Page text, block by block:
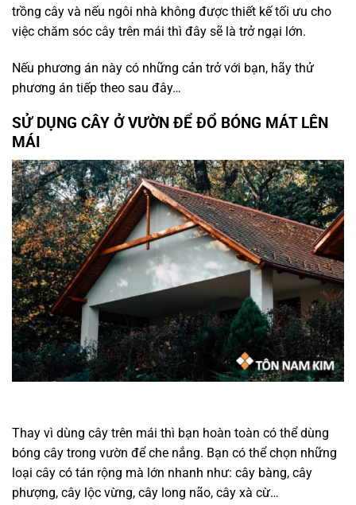
trồng cây và nếu ngôi nhà không được thiết kế tối ưu cho
việc chăm sóc cây trên mái thì đây sẽ là trở ngại lớn.
Nếu phương án này có những cản trở với bạn, hãy thử
phương án tiếp theo sau đây…
SỬ DỤNG CÂY Ở VƯỜN ĐỂ ĐỔ BÓNG MÁT LÊN
MÁI
Thay vì dùng cây trên mái thì bạn hoàn toàn có thể dùng
bóng cây trong vườn để che nắng. Bạn có thể chọn những
loại cây có tán rộng mà lớn nhanh như: cây bàng, cây
phượng, cây lộc vừng, cây long não, cây xà cừ…